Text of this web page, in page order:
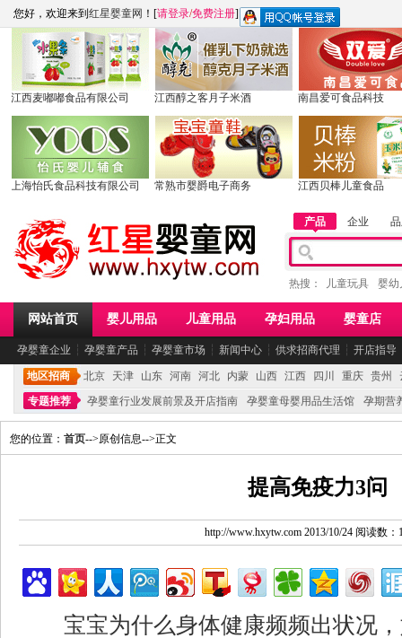
您好，欢迎来到 红星婴童网 ！[请登录/免费注册]
江西麦嘟嘟食品有限公司 江西醇之客月子米酒 南昌爱可食品科技
上海怡氏食品科技有限公司 常熟市婴爵电子商务 江西贝棒儿童食品
产品 企业
热搜： 儿童玩具 婴幼
网站首页 婴儿用品 儿童用品 孕妇用品 婴童店
孕婴童企业 ┆ 孕婴童产品 ┆ 孕婴童市场 ┆ 新闻中心 ┆ 供求招商代理 ┆ 开店指导
地区招商 北京 天津 山东 河南 河北 内蒙 山西 江西 四川 重庆 贵州
专题推荐
孕婴童行业发展前景及开店指南 孕婴童母婴用品生活馆 孕期营
您的位置： 首页-->原创信息-->正文
提高免疫力3问
http://www.hxytw.com 2013/10/24 阅读数：
宝宝为什么身体健康频频出状况，